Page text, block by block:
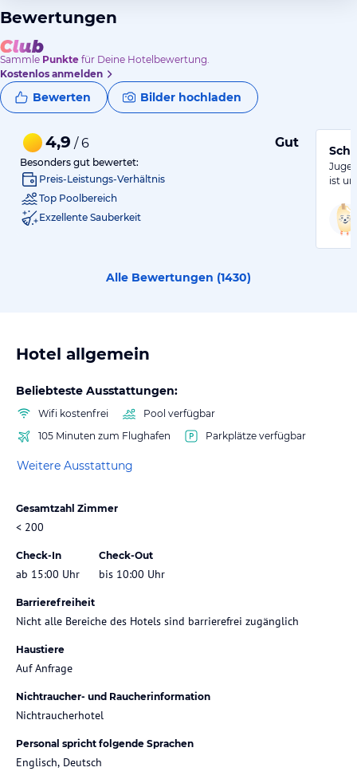
Bewertungen
Sammle Punkte für Deine Hotelbewertung.
Kostenlos anmelden
Bewerten Bilder hochladen
4,9 / 6 Gut
Besonders gut bewertet:
Preis-Leistungs-Verhältnis
Top Poolbereich
Exzellente Sauberkeit
ist
Alle Bewertungen (1430)
Hotel allgemein
Beliebteste Ausstattungen:
Wifi kostenfrei
Pool verfügbar
105 Minuten zum Flughafen
Parkplätze verfügbar
Weitere Ausstattung
Gesamtzahl Zimmer
< 200
Check-In
ab 15:00 Uhr
Check-Out
bis 10:00 Uhr
Barrierefreiheit
Nicht alle Bereiche des Hotels sind barrierefrei zugänglich
Haustiere
Auf Anfrage
Nichtraucher- und Raucherinformation
Nichtraucherhotel
Personal spricht folgende Sprachen
Englisch, Deutsch